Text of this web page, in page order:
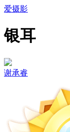
爱摄影
银耳
谢承睿